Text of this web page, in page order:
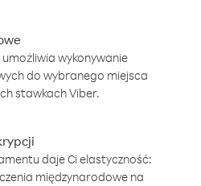
wykonywanie
do wybranego miejsca
stawkach Viber.
daje Ci elastyczność:
międzynarodowe na